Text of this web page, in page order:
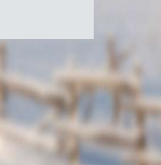
Canada